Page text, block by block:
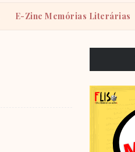
E-Zine Memórias Literárias